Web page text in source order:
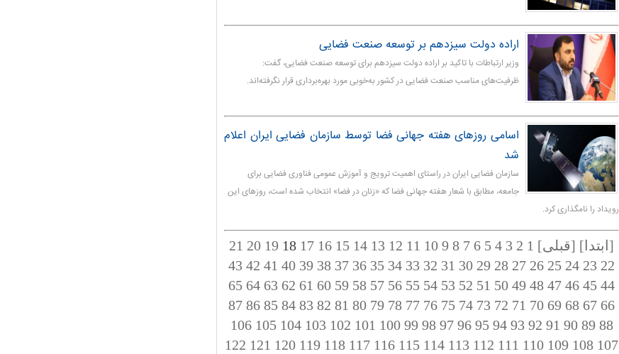
اراده دولت سیزدهم بر توسعه صنعت فضایی
وزیر ارتباطات با تاکید بر اراده دولت سیزدهم برای توسعه صنعت فضایی، گفت:
ظرفیت‌های مناسب صنعت فضایی در کشور به‌خوبی مورد بهره‌برداری قرار نگرفته‌اند.
اسامی روزهای هفته جهانی فضا توسط سازمان فضایی ایران اعلام
شد
سازمان فضایی ایران در راستای اهمیت ترویج و آموزش عمومی فناوری فضایی برای
جامعه، مطابق با شعار هفته جهانی فضا که «زنان در فضا» انتخاب شده است، روزهای این
رویداد را نامگذاری کرد.
[ابتدا] [قبلی] 1
2
3
4
5
6
7
8
9
10
11
12
13
14
15
16
17
19
20
21
22
23
24
25
26
27
28
29
30
31
32
33
34
35
36
37
38
39
40
41
42
43
44
45
46
47
48
49
50
51
52
53
54
55
56
57
58
59
60
61
62
63
64
65
66
67
68
69
70
71
72
73
74
75
76
77
78
79
80
81
82
83
84
85
86
87
88
89
90
91
92
93
94
95
96
97
98
99
100
101
102
103
104
105
106
107
108
109
110
111
112
113
114
115
116
117
118
119
120
121
122